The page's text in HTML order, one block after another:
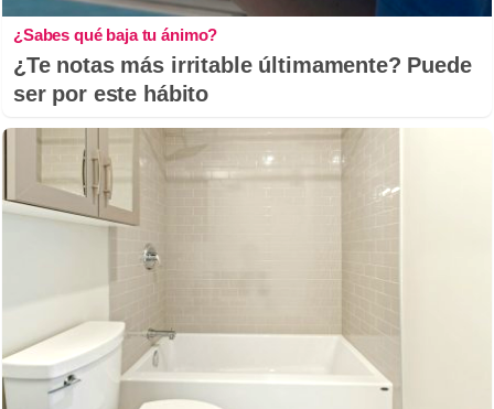
¿Sabes qué baja tu ánimo?
¿Te notas más irritable últimamente? Puede
ser por este hábito